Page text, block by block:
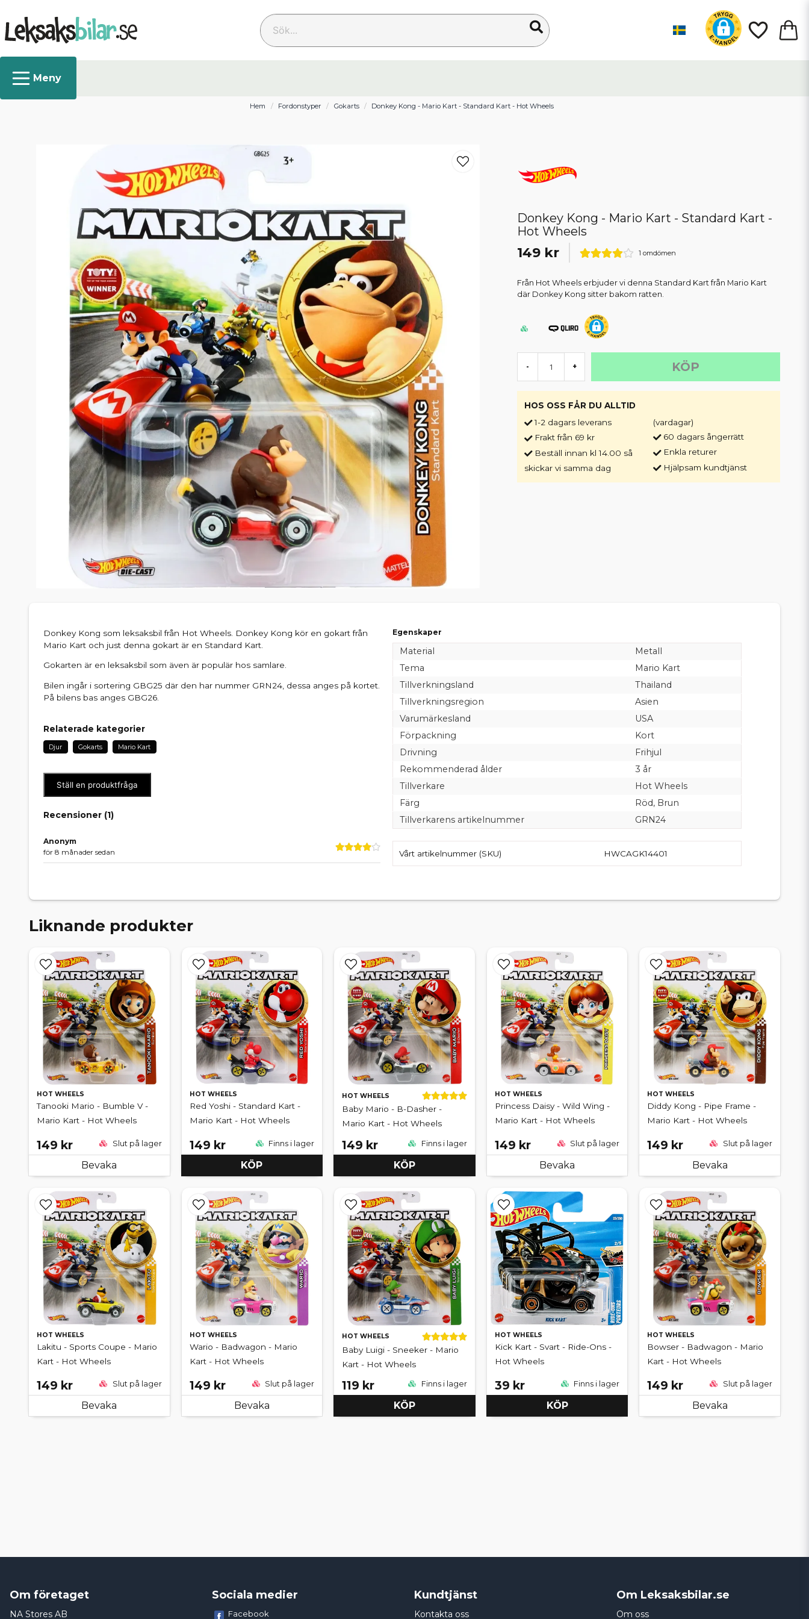
Sök...
Hem Fordonstyper Gokarts Donkey Kong - Mario Kart - Standard Kart - Hot Wheels
Donkey Kong - Mario Kart - Standard Kart -
Hot Wheels
149 kr 1 omdömen
Från Hot Wheels erbjuder vi denna Standard Kart från Mario Kart
där Donkey Kong sitter bakom ratten.
- + KÖP
HOS OSS FÅR DU ALLTID
1-2 dagars leverans
Frakt från 69 kr
Beställ innan kl 14.00 så
skickar vi samma dag
(vardagar)
60 dagars ångerrätt
Enkla returer
Hjälpsam kundtjänst
Donkey Kong som leksaksbil från Hot Wheels. Donkey Kong kör en gokart från
Mario Kart och just denna gokart är en Standard Kart.
Gokarten är en leksaksbil som även är populär hos samlare.
Bilen ingår i sortering GBG25 där den har nummer GRN24, dessa anges på kortet.
På bilens bas anges GBG26.
Relaterade kategorier
Djur Gokarts Mario Kart
Ställ en produktfråga
Recensioner (1)
Anonym
för 8 månader sedan
Egenskaper
Material
Metall
Tema
Mario Kart
Tillverkningsland
Thailand
Tillverkningsregion
Asien
Varumärkesland
USA
Förpackning
Kort
Drivning
Frihjul
Rekommenderad ålder
3 år
Tillverkare
Hot Wheels
Färg
Röd, Brun
Tillverkarens artikelnummer
GRN24
Vårt artikelnummer (SKU) HWCAGK14401
Liknande produkter
HOT WHEELS
Tanooki Mario - Bumble V -
Mario Kart - Hot Wheels
149 kr Slut på lager
Bevaka
HOT WHEELS
Red Yoshi - Standard Kart -
Mario Kart - Hot Wheels
149 kr Finns i lager
KÖP
HOT WHEELS
Baby Mario - B-Dasher -
Mario Kart - Hot Wheels
149 kr Finns i lager
KÖP
HOT WHEELS
Princess Daisy - Wild Wing -
Mario Kart - Hot Wheels
149 kr Slut på lager
Bevaka
HOT WHEELS
Diddy Kong - Pipe Frame -
Mario Kart - Hot Wheels
149 kr Slut på lager
Bevaka
HOT WHEELS
Lakitu - Sports Coupe - Mario
Kart - Hot Wheels
149 kr Slut på lager
Bevaka
HOT WHEELS
Wario - Badwagon - Mario
Kart - Hot Wheels
149 kr Slut på lager
Bevaka
HOT WHEELS
Baby Luigi - Sneeker - Mario
Kart - Hot Wheels
119 kr Finns i lager
KÖP
HOT WHEELS
Kick Kart - Svart - Ride-Ons -
Hot Wheels
39 kr Finns i lager
KÖP
HOT WHEELS
Bowser - Badwagon - Mario
Kart - Hot Wheels
149 kr Slut på lager
Bevaka
Om företaget
NA Stores AB
Sociala medier
Facebook
Kundtjänst
Kontakta oss
Om Leksaksbilar.se
Om oss